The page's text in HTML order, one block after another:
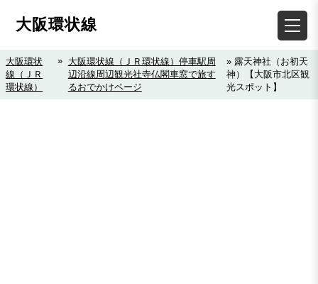
大阪環状線
大阪環状
線（ＪＲ
環状線）
»
大阪環状線（ＪＲ環状線）停車駅周
辺沿線周辺観光社寺仏閣車窓で旅す
るおでかけページ
» 露天神社（お初天
神）【大阪市北区観
光スポット】